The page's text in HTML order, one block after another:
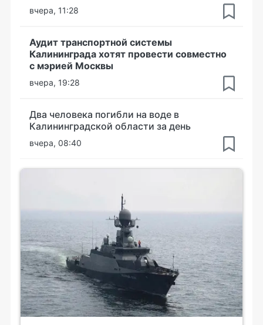
вчера, 11:28
Аудит транспортной системы
Калининграда хотят провести совместно
с мэрией Москвы
вчера, 19:28
Два человека погибли на воде в
Калининградской области за день
вчера, 08:40